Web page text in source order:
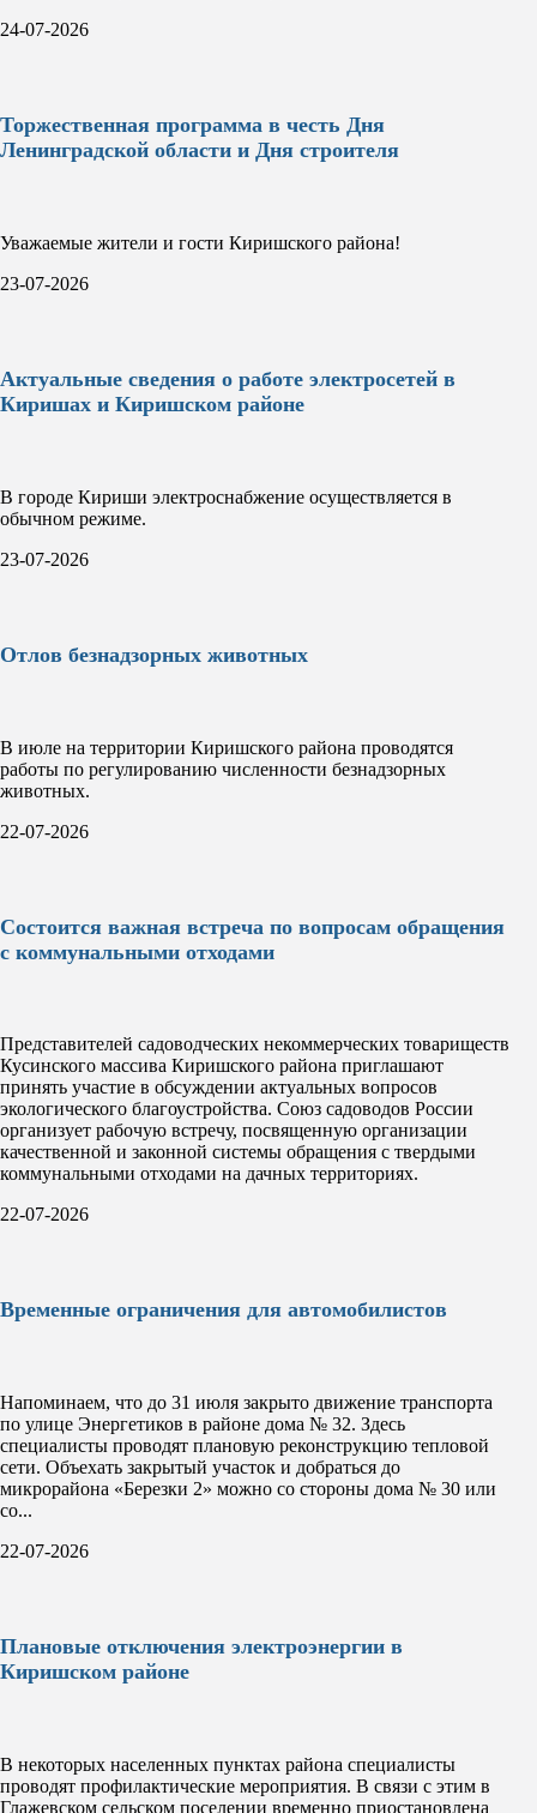
24-07-2026
Торжественная программа в честь Дня
Ленинградской области и Дня строителя
Уважаемые жители и гости Киришского района!
23-07-2026
Актуальные сведения о работе электросетей в
Киришах и Киришском районе
В городе Кириши электроснабжение осуществляется в
обычном режиме.
23-07-2026
Отлов безнадзорных животных
В июле на территории Киришского района проводятся
работы по регулированию численности безнадзорных
животных.
22-07-2026
Состоится важная встреча по вопросам обращения
с коммунальными отходами
Представителей садоводческих некоммерческих товариществ
Кусинского массива Киришского района приглашают
принять участие в обсуждении актуальных вопросов
экологического благоустройства. Союз садоводов России
организует рабочую встречу, посвященную организации
качественной и законной системы обращения с твердыми
коммунальными отходами на дачных территориях.
22-07-2026
Временные ограничения для автомобилистов
Напоминаем, что до 31 июля закрыто движение транспорта
по улице Энергетиков в районе дома № 32. Здесь
специалисты проводят плановую реконструкцию тепловой
сети. Объехать закрытый участок и добраться до
микрорайона «Березки 2» можно со стороны дома № 30 или
со...
22-07-2026
Плановые отключения электроэнергии в
Киришском районе
В некоторых населенных пунктах района специалисты
проводят профилактические мероприятия. В связи с этим в
Глажевском сельском поселении временно приостановлена